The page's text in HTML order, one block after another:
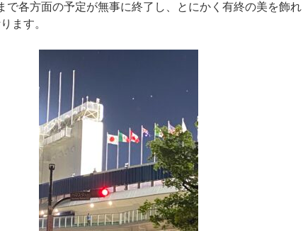
で各方面の予定が無事に終了し、とにかく有終の美を飾れ
ます。